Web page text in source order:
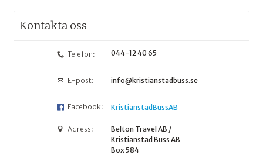
Kontakta oss
Telefon: 044-12 40 65
E-post: info@kristianstadbuss.se
Facebook: KristianstadBussAB
Adress:
Belton Travel AB /
Kristianstad Buss AB
Box 584